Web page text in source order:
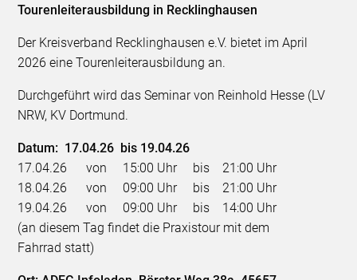
Tourenleiterausbildung in Recklinghausen
Der Kreisverband Recklinghausen e.V. bietet im April
2026 eine Tourenleiterausbildung an.
Durchgeführt wird das Seminar von Reinhold Hesse (LV
NRW, KV Dortmund.
Datum: 17.04.26 bis 19.04.26
17.04.26 von 15:00 Uhr bis 21:00 Uhr
18.04.26 von 09:00 Uhr bis 21:00 Uhr
19.04.26 von 09:00 Uhr bis 14:00 Uhr
(an diesem Tag findet die Praxistour mit dem
Fahrrad statt)